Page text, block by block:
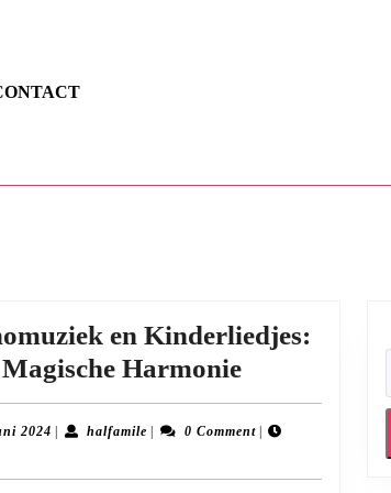
en Kinderliedjes:
HarmoniePianomuziek
en
2024 05
halfamilehalfamile0 Comment